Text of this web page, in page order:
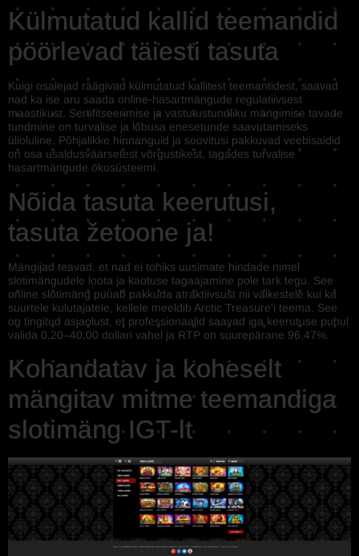
Külmutatud kallid teemandid
pöörlevad täiesti tasuta
Kuigi osalejad räägivad külmutatud kallitest teemantidest, saavad
nad ka ise aru saada online-hasartmängude regulatiivsest
maastikust. Sertifitseerimise ja vastutustundliku mängimise tavade
tundmine on turvalise ja lõbusa enesetunde saavutamiseks
ülioluline. Põhjalikke hinnanguid ja soovitusi pakkuvad veebisaidid
on osa usaldusväärsetest võrgustikest, tagades turvalise
hasartmängude ökosüsteemi.
Nõida tasuta keerutusi,
tasuta žetoone ja!
Mängijad teavad, et nad ei tohiks uusimate hindade nimel
slotimängudele loota ja kaotuse tagaajamine pole tark tegu. See
online slotimäng püüab pakkuda atraktiivsust nii väikestele kui ka
suurtele kulutajatele, kellele meeldib Arctic Treasure'i teema. See
on tingitud asjaolust, et professionaalid saavad iga keerutuse puhul
valida 0,20–40,00 dollari vahel ja RTP on suurepärane 96,47%.
Kohandatav ja koheselt
mängitav mitme teemandiga
slotimäng IGT-lt